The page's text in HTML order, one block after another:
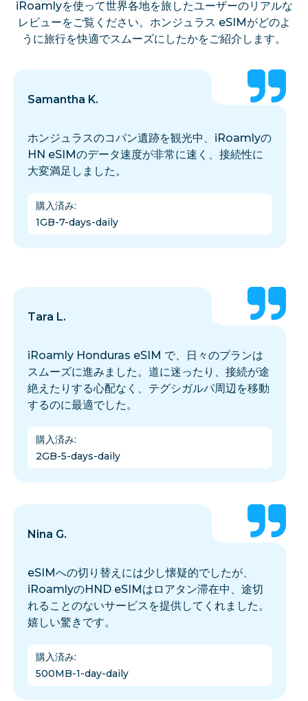
iRoamlyを使って世界各地を旅したユーザーのリアルな
レビューをご覧ください。ホンジュラス eSIMがどのよ
うに旅行を快適でスムーズにしたかをご紹介します。
Samantha K.
ホンジュラスのコパン遺跡を観光中、iRoamlyの
HN eSIMのデータ速度が非常に速く、接続性に
大変満足しました。
購入済み:
1GB-7-days-daily
Tara L.
iRoamly Honduras eSIM で、日々のプランは
スムーズに進みました。道に迷ったり、接続が途
絶えたりする心配なく、テグシガルパ周辺を移動
するのに最適でした。
購入済み:
2GB-5-days-daily
Nina G.
eSIMへの切り替えには少し懐疑的でしたが、
iRoamlyのHND eSIMはロアタン滞在中、途切
れることのないサービスを提供してくれました。
嬉しい驚きです。
購入済み:
500MB-1-day-daily